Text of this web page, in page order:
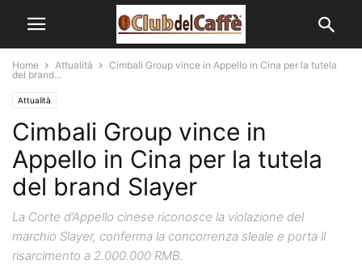
Home Attualità
Cimbali Group vince in Appello in Cina per la tutela
del brand...
Attualità
Cimbali Group vince in
Appello in Cina per la tutela
del brand Slayer
La Corte d’Appello cinese riconosce la violazione del
marchio Slayer, conferma la concorrenza sleale e porta il
risarcimento a 2.000.000 RMB.